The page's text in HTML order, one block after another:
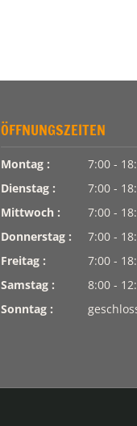
ÖFFNUNGSZEITEN
Montag :
7:00 -
Dienstag :
7:00 -
Mittwoch :
7:00 -
Donnerstag :
7:00 -
Freitag :
7:00 -
Samstag :
8:00 -
Sonntag :